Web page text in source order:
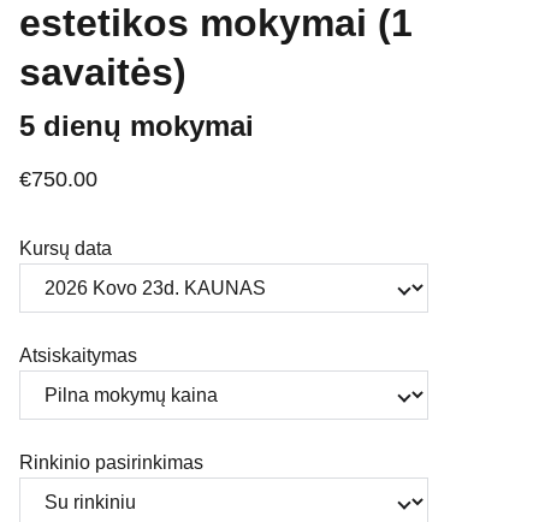
estetikos mokymai (1
savaitės)
5 dienų mokymai
€750.00
Kursų data
Atsiskaitymas
Rinkinio pasirinkimas